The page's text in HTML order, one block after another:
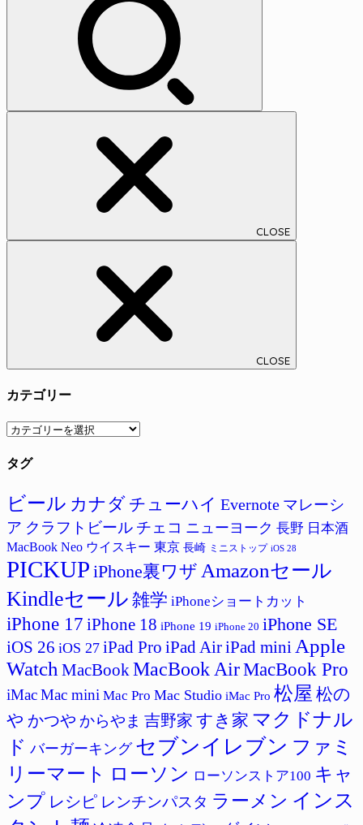
CLOSE
CLOSE
カテゴリー
カ
ゴ
ー
タグ
ビール カナダ チューハイ Evernote マレーシ
ア クラフトビール チェコ ニューヨーク 長野 日本酒
MacBook Neo ウイスキー 東京 長崎 ミニストップ iOS 28
PICKUP iPhone裏ワザ Amazonセール
Kindleセール 雑学 iPhoneショートカット
iPhone 17 iPhone 18 iPhone 19 iPhone 20 iPhone SE
iOS 26 iOS 27 iPad Pro iPad AiriPad mini Apple
Watch MacBookMacBook AirMacBook Pro
iMacMac mini Mac Pro Mac Studio iMac Pro 松屋 松の
や かつや からやま 吉野家 すき家 マクドナル
ド バーガーキング セブンイレブン ファミ
リーマート ローソン ローソンストア100 キャ
ンプ レシピ レンチンパスタ ラーメン インス